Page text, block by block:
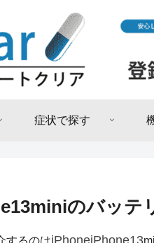
症状で探す
のバッテ
するのはiPhoneiPhone13